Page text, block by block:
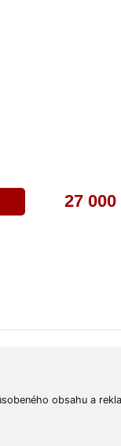
obsahu a
27